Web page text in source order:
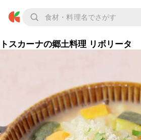
トスカーナの郷土料理 リボリータ